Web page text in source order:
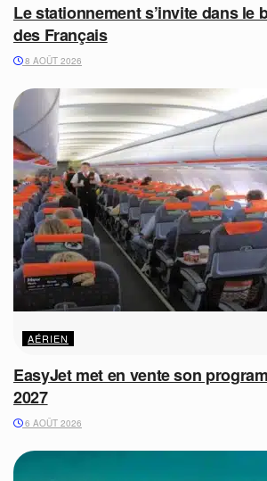
Le stationnement s’invite dans le
des Français
8 AOÛT 2026
AÉRIEN
EasyJet met en vente son
2027
6 AOÛT 2026